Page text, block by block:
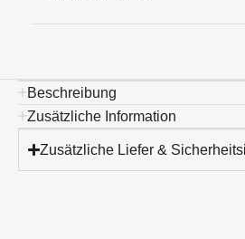
Beschreibung
Zusätzliche Information
Zusätzliche Liefer &